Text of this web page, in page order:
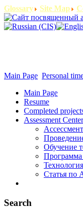
Glossary Site Map
Main Page Personal
Main Page
Resume
Completed
Assessment
Обучение
Программа
Статья по
Search